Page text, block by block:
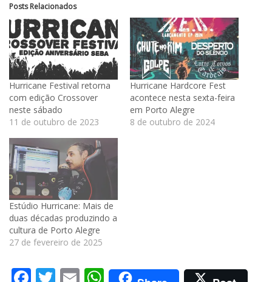
Posts Relacionados
Hurricane Festival retorna
com edição Crossover
neste sábado
11 de outubro de 2023
Hurricane Hardcore Fest
acontece nesta sexta-feira
em Porto Alegre
8 de outubro de 2024
Estúdio Hurricane: Mais de
duas décadas produzindo a
cultura de Porto Alegre
27 de fevereiro de 2025